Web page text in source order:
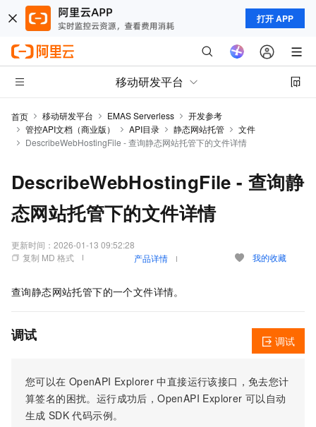
打开 APP
移动研发平台
首页 移动研发平台 EMAS Serverless
开发参考
管控API文档（商业版）
API目录 静态网站托管
文件
DescribeWebHostingFile - 查询静态网站托管下的文件详情
DescribeWebHostingFile - 查询静
态网站托管下的文件详情
更新时间： 2026-01-13 09:52:28
复制 MD 格式
产品详情 我的收藏
查询静态网站托管下的一个文件详情。
调试
您可以在 OpenAPI Explorer 中直接运行该接口，免去您计
算签名的困扰。运行成功后，OpenAPI Explorer 可以自动
生成 SDK 代码示例。
调试